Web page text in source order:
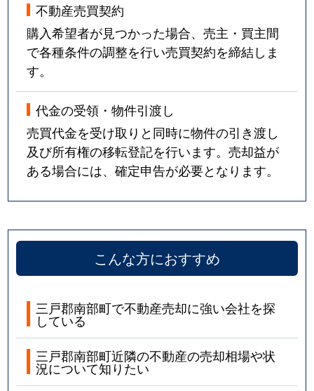
不動産売買契約
購入希望者が見つかった場合、売主・買主間
で各種条件の調整を行い売買契約を締結しま
す。
代金の受領・物件引渡し
売買代金を受け取りと同時に物件の引き渡し
及び所有権の移転登記を行います。売却益が
ある場合には、確定申告が必要となります。
こんな方におすすめ
三戸郡南部町で不動産売却に強い会社を探
している
三戸郡南部町近隣の不動産の売却相場や状
況について知りたい